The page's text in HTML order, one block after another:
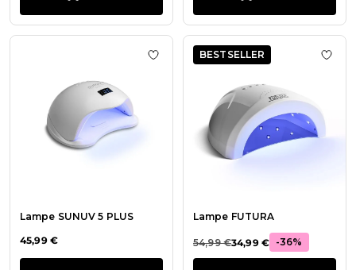
Lampe SUNUV 5 PLUS
45,99 €
Ajouter à la liste de souhaits Lampe
BESTSELLER
Lampe FUTURA
54,99 €34,99 € -36%